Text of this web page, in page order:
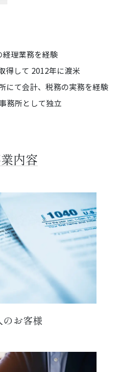
経理業務を経験
得して 2012年に渡米
にて会計、税務の実務を経験
務所として独立
内容
のお客様